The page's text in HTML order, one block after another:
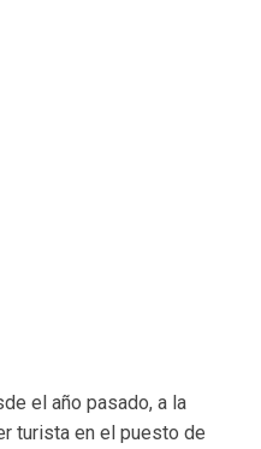
el año pasado, a la
turista en el puesto de